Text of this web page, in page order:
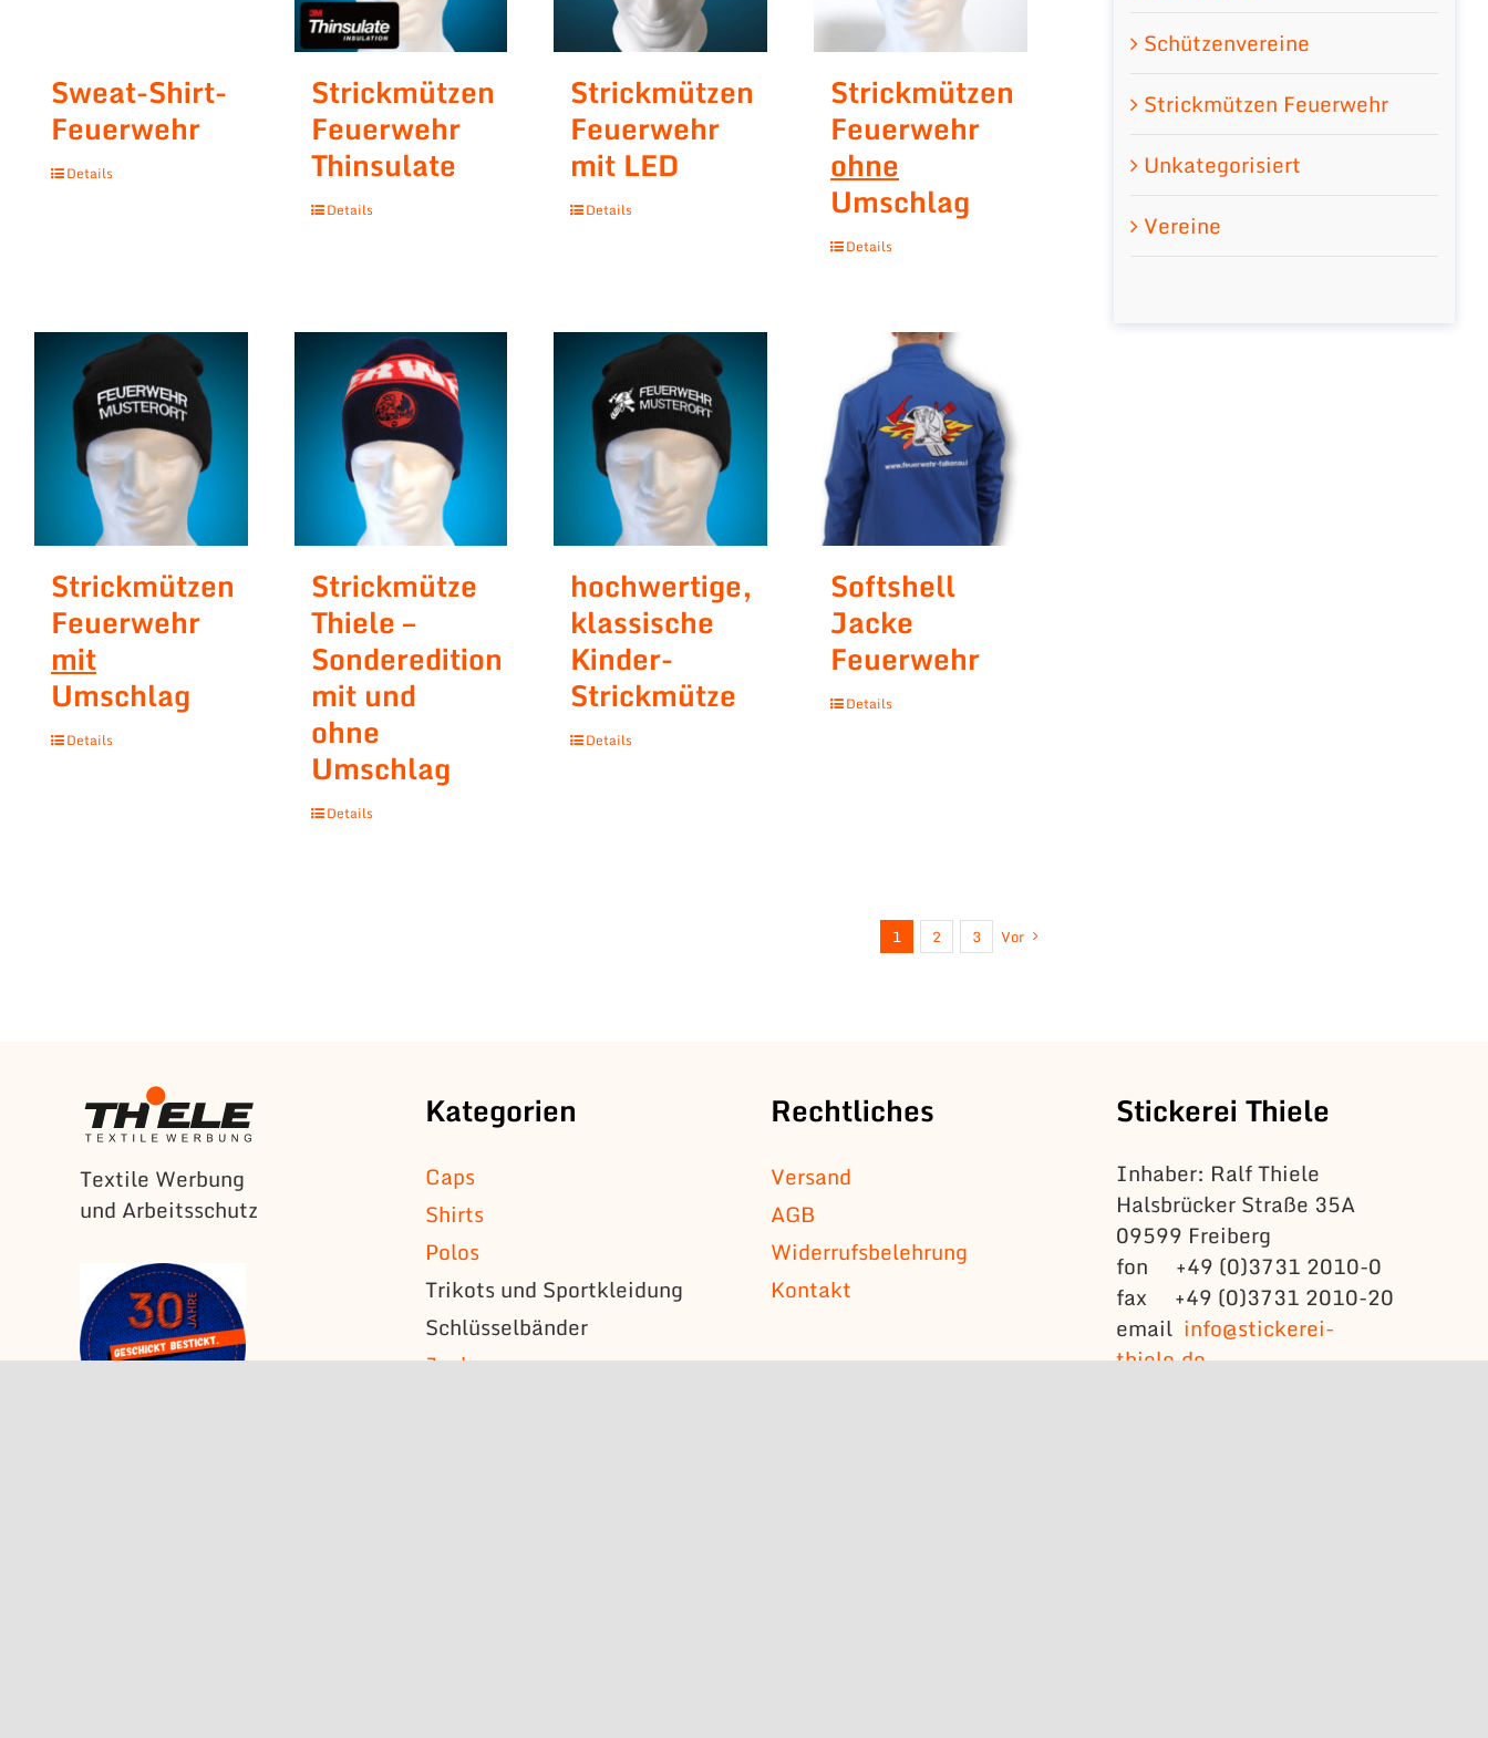
Sweat-Shirt-
Feuerwehr
Details
Strickmützen
Feuerwehr
Thinsulate
Details
Strickmützen
Feuerwehr
mit LED
Details
Strickmützen
Feuerwehr
ohne
Umschlag
Details
Strickmützen
Feuerwehr
mit
Umschlag
Details
Strickmütze
Thiele –
Sonderedition
mit und
ohne
Umschlag
Details
hochwertige,
klassische
Kinder-
Strickmütze
Details
Softshell
Jacke
Feuerwehr
Details
1 2 3 Vor
Schützenvereine
Strickmützen Feuerwehr
Unkategorisiert
Vereine
Textile Werbung
und Arbeitsschutz
Kategorien
Caps
Shirts
Polos
Trikots und Sportkleidung
Schlüsselbänder
Jacken
Rechtliches
Versand
AGB
Widerrufsbelehrung
Kontakt
Stickerei Thiele
Inhaber: Ralf Thiele
Halsbrücker Straße 35A
09599 Freiberg
fon +49 (0)3731 2010-0
fax +49 (0)3731 2010-20
email info@stickerei-
thiele.de